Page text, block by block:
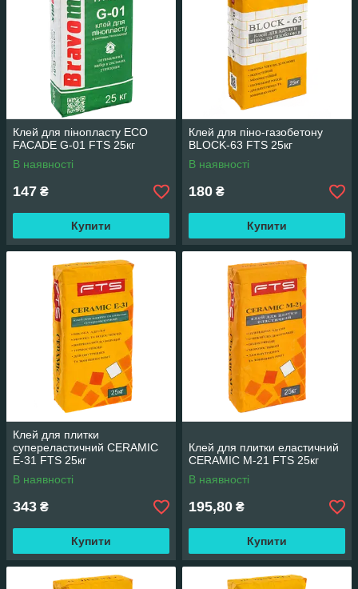
Клей для пінопласту ECO
FACADE G-01 FTS 25кг
В наявності
147 ₴
Купити
Клей для піно-газобетону
BLOCK-63 FTS 25кг
В наявності
180 ₴
Купити
Клей для плитки
супереластичний CERAMIC
Е-31 FTS 25кг
В наявності
343 ₴
Купити
Клей для плитки еластичний
CERAMIC M-21 FTS 25кг
В наявності
195,80 ₴
Купити